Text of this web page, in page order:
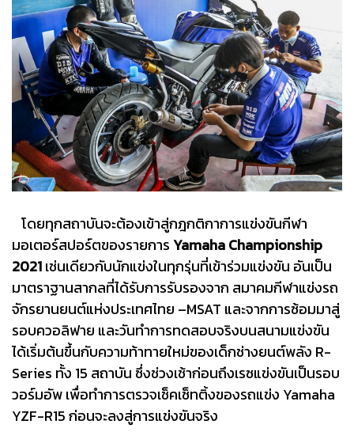
โดยทุกสถาบันจะต้องเข้าสู่กฎกติกาการแข่งขันกีฬา
มอเตอร์สปอร์ตของรายการYamaha Championship
2021เช่นเดียวกับนักแข่งในทุกรุ่นที่เข้าร่วมแข่งขัน อันเป็น
มาตราฐานสากลที่ได้รับการรับรองจาก สมาคมกีฬาแข่งรถ
จักรยานยนต์แห่งประเทศไทย –MSAT และจากการซ้อมมาสู่
รอบควอลิฟาย และวันทำการทดสอบจริงบนสนามแข่งขัน
ได้เริ่มต้นขึ้นกับความท้าทายใหม่ของเด็กช่างยนต์พลัง R-
Series ทั้ง 15 สถาบัน ซึ่งช่วงเช้าก่อนถึงเรซแข่งขันเป็นรอบ
วอร์มอัพ เพื่อทำการตรวจเช็คเซ็ทติ้งของรถแข่ง Yamaha
YZF-R15 ก่อนจะลงสู่การแข่งขันจริง